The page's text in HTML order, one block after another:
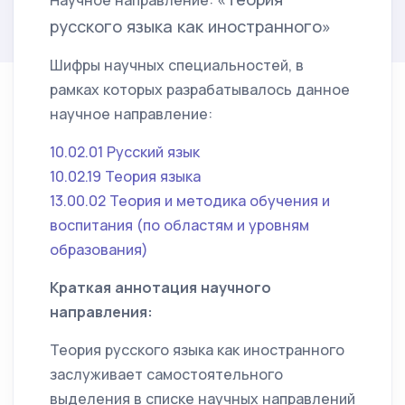
русского языка как иностранного»
Шифры научных специальностей, в
рамках которых разрабатывалось данное
научное направление:
10.02.01 Русский язык
10.02.19 Теория языка
13.00.02 Теория и методика обучения и
воспитания (по областям и уровням
образования)
Краткая аннотация научного
направления:
Теория русского языка как иностранного
заслуживает самостоятельного
выделения в списке научных направлений